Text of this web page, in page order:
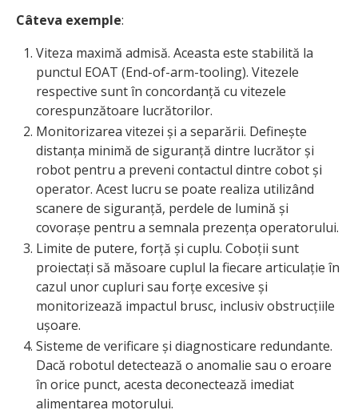
Câteva exemple:
Viteza maximă admisă. Aceasta este stabilită la
punctul EOAT (End-of-arm-tooling). Vitezele
respective sunt în concordanță cu vitezele
corespunzătoare lucrătorilor.
Monitorizarea vitezei și a separării. Definește
distanța minimă de siguranță dintre lucrător și
robot pentru a preveni contactul dintre cobot și
operator. Acest lucru se poate realiza utilizând
scanere de siguranță, perdele de lumină și
covorașe pentru a semnala prezența operatorului.
Limite de putere, forță și cuplu. Coboții sunt
proiectați să măsoare cuplul la fiecare articulație în
cazul unor cupluri sau forțe excesive și
monitorizează impactul brusc, inclusiv obstrucțiile
ușoare.
Sisteme de verificare și diagnosticare redundante.
Dacă robotul detectează o anomalie sau o eroare
în orice punct, acesta deconectează imediat
alimentarea motorului.